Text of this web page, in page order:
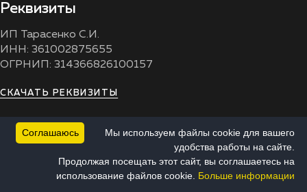
Реквизиты
ИП Тарасенко С.И.
ИНН: 361002875655
ОГРНИП: 314366826100157
СКАЧАТЬ РЕКВИЗИТЫ
Важно
Цена на сайте может отличаться от действующей цены.
Уточняйте цены у менеджеров в Москве.
Соглашаюсь
Мы используем файлы cookie для вашего
удобства работы на сайте.
Продолжая посещать этот сайт, вы соглашаетесь на
использование файлов cookie. Больше информации